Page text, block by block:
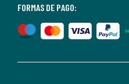
FORMAS DE PAGO: